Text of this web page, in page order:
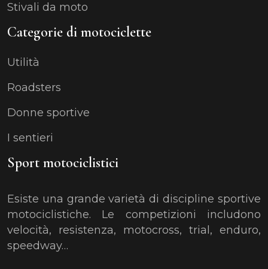
Stivali da moto
Categorie di motociclette
Utilità
Roadsters
Donne sportive
I sentieri
Sport motociclistici
Esiste una grande varietà di discipline sportive
motociclistiche. Le competizioni includono
velocità, resistenza, motocross, trial, enduro,
speedway…